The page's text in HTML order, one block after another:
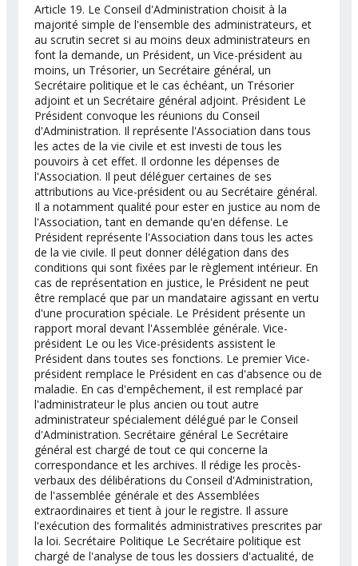
Article 19. Le Conseil d'Administration choisit à la
majorité simple de l'ensemble des administrateurs, et
au scrutin secret si au moins deux administrateurs en
font la demande, un Président, un Vice-président au
moins, un Trésorier, un Secrétaire général, un
Secrétaire politique et le cas échéant, un Trésorier
adjoint et un Secrétaire général adjoint. Président Le
Président convoque les réunions du Conseil
d'Administration. Il représente l'Association dans tous
les actes de la vie civile et est investi de tous les
pouvoirs à cet effet. Il ordonne les dépenses de
l'Association. Il peut déléguer certaines de ses
attributions au Vice-président ou au Secrétaire général.
Il a notamment qualité pour ester en justice au nom de
l'Association, tant en demande qu'en défense. Le
Président représente l'Association dans tous les actes
de la vie civile. Il peut donner délégation dans des
conditions qui sont fixées par le règlement intérieur. En
cas de représentation en justice, le Président ne peut
être remplacé que par un mandataire agissant en vertu
d'une procuration spéciale. Le Président présente un
rapport moral devant l'Assemblée générale. Vice-
président Le ou les Vice-présidents assistent le
Président dans toutes ses fonctions. Le premier Vice-
président remplace le Président en cas d'absence ou de
maladie. En cas d'empêchement, il est remplacé par
l'administrateur le plus ancien ou tout autre
administrateur spécialement délégué par le Conseil
d'Administration. Secrétaire général Le Secrétaire
général est chargé de tout ce qui concerne la
correspondance et les archives. Il rédige les procès-
verbaux des délibérations du Conseil d'Administration,
de l'assemblée générale et des Assemblées
extraordinaires et tient à jour le registre. Il assure
l'exécution des formalités administratives prescrites par
la loi. Secrétaire Politique Le Secrétaire politique est
chargé de l'analyse de tous les dossiers d'actualité, de